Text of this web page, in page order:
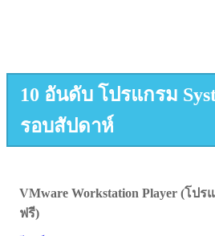
10 อันดับ โปรแกรม
รอบสัปดาห์
VMware Workstation Player (โปร
ฟรี)